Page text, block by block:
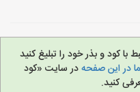
کود و بذر خود را تبلیغ کنید
در این صفحهدر سایت «کود
کنید.